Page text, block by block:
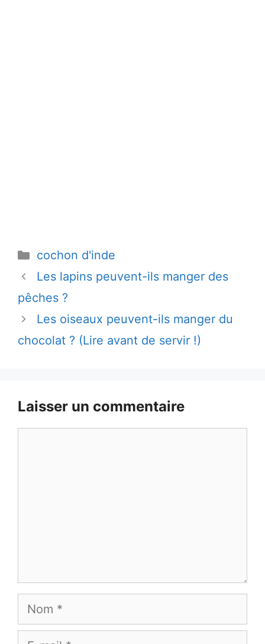
Catégories
cochon d'inde
Les lapins peuvent-ils manger des
pêches ?
Les oiseaux peuvent-ils manger du
chocolat ? (Lire avant de servir !)
Laisser un commentaire
Nom
E-